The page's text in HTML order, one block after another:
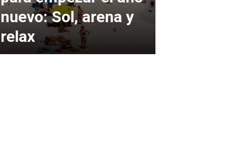
nuevo: Sol, arena y
relax